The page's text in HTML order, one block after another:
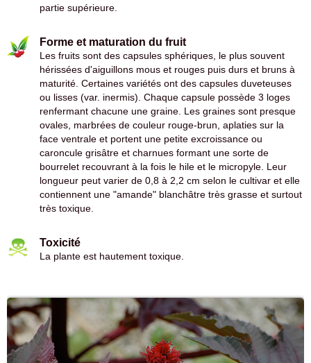
partie supérieure.
Forme et maturation du fruit
Les fruits sont des capsules sphériques, le plus souvent
hérissées d'aiguillons mous et rouges puis durs et bruns à
maturité. Certaines variétés ont des capsules duveteuses
ou lisses (var. inermis). Chaque capsule possède 3 loges
renfermant chacune une graine. Les graines sont presque
ovales, marbrées de couleur rouge-brun, aplaties sur la
face ventrale et portent une petite excroissance ou
caroncule grisâtre et charnues formant une sorte de
bourrelet recouvrant à la fois le hile et le micropyle. Leur
longueur peut varier de 0,8 à 2,2 cm selon le cultivar et elle
contiennent une "amande" blanchâtre très grasse et surtout
très toxique.
Toxicité
La plante est hautement toxique.